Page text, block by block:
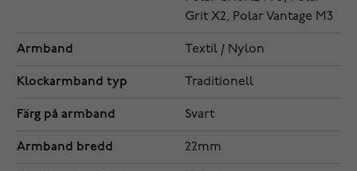
Grit X2, Polar Vantage M3
Armband Textil / Nylon
Klockarmband typ Traditionell
Färg på armband Svart
Armband bredd 22mm